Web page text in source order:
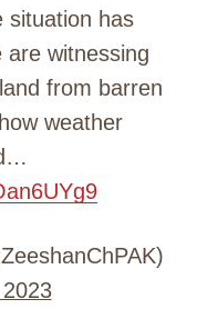
situation has
are witnessing
from barren
weather